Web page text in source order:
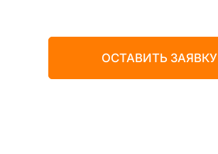
ОСТАВИТЬ ЗАЯВКУ